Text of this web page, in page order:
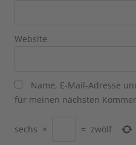
Website
Name, E-Mail-Adresse
für meinen nächsten
sechs × = zwölf